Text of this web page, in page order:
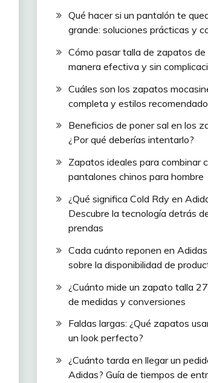
Qué hacer si un pantalón te
grande: soluciones prácticas y
Cómo pasar talla de zapatos de
manera efectiva y sin
Cuáles son los zapatos
completa y estilos
Beneficios de poner sal en los
¿Por qué deberías intentarlo?
Zapatos ideales para combinar
pantalones chinos para hombre
¿Qué significa Cold Rdy en
Descubre la tecnología detrás
prendas
Cada cuánto reponen en
sobre la disponibilidad de
¿Cuánto mide un zapato talla
de medidas y conversiones
Faldas largas: ¿Qué zapatos
un look perfecto?
¿Cuánto tarda en llegar un
Adidas? Guía de tiempos de